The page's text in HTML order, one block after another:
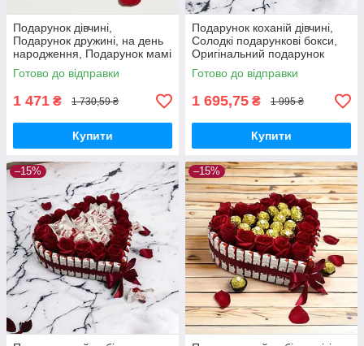
Подарунок дівчині,
Подарунок дружині, на день
народження, Подарунок мамі
на день народження, подрузі,
сестрі, доньці
Готово до відправки
1 471 ₴ 1 730,59 ₴
Купити
Подарунок коханій дівчині,
Солодкі подарункові бокси,
Оригінальний подарунок
своїй дружині, Сюрприз бокс
на день народження
Готово до відправки
1 695,75 ₴ 1 995 ₴
Купити
–15% –15%